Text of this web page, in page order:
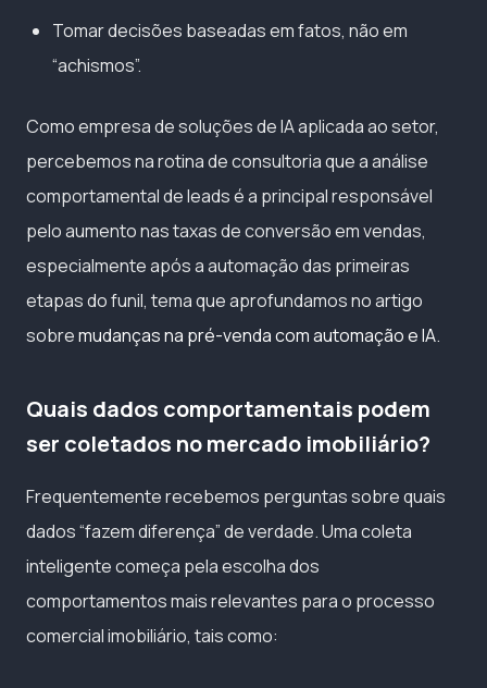
Tomar decisões baseadas em fatos, não em
“achismos”.
Como empresa de soluções de IA aplicada ao setor,
percebemos na rotina de consultoria que a análise
comportamental de leads é a principal responsável
pelo aumento nas taxas de conversão em vendas,
especialmente após a automação das primeiras
etapas do funil, tema que aprofundamos no artigo
sobremudanças na pré-venda com automação e IA.
Quais dados comportamentais podem
ser coletados no mercado imobiliário?
Frequentemente recebemos perguntas sobre quais
dados “fazem diferença” de verdade. Uma coleta
inteligente começa pela escolha dos
comportamentos mais relevantes para o processo
comercial imobiliário, tais como: